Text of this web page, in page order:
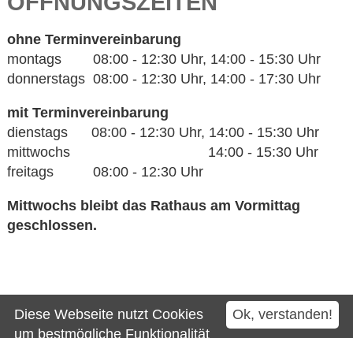
ohne Terminvereinbarung
montags 08:00 - 12:30 Uhr, 14:00 - 15:30 Uhr
donnerstags 08:00 - 12:30 Uhr, 14:00 - 17:30 Uhr
mit Terminvereinbarung
dienstags 08:00 - 12:30 Uhr, 14:00 - 15:30 Uhr
mittwochs 14:00 - 15:30 Uhr
freitags 08:00 - 12:30 Uhr
Mittwochs bleibt das Rathaus am Vormittag
geschlossen.
Kontakt
Impressum
Ok, verstanden!
Diese Webseite nutzt Cookies
um bestmögliche Funktionalität